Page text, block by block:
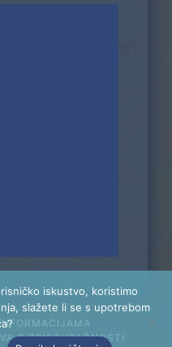
O PRISTUPAČNOSTI
iskustvo, koristimo
slažete li se s upotrebom